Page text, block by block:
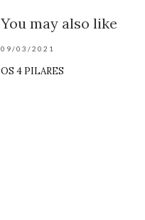
You may also like
09/03/2021
OS 4 PILARES